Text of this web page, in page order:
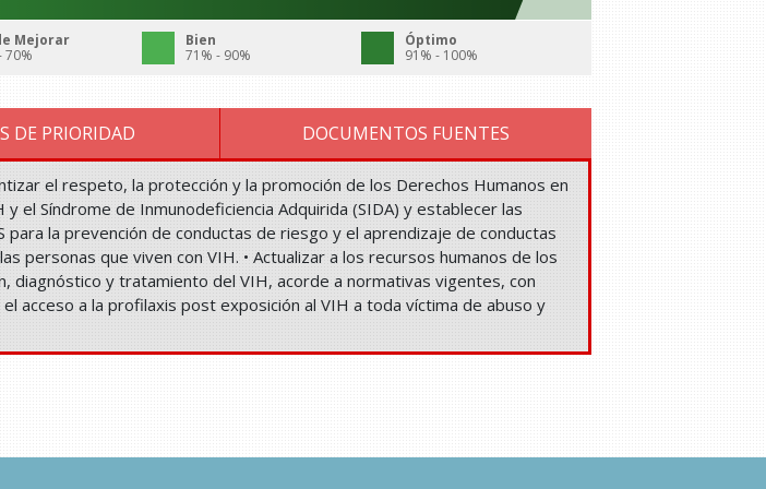
Mejorar
70%
Bien
71% - 90%
Óptimo
91% - 100%
DE PRIORIDAD DOCUMENTOS FUENTES
el respeto, la protección y la promoción de los Derechos Humanos en
Síndrome de Inmunodeficiencia Adquirida (SIDA) y establecer las
la prevención de conductas de riesgo y el aprendizaje de conductas
que viven con VIH. • Actualizar a los recursos humanos de los
diagnóstico y tratamiento del VIH, acorde a normativas vigentes, con
acceso a la profilaxis post exposición al VIH a toda víctima de abuso y